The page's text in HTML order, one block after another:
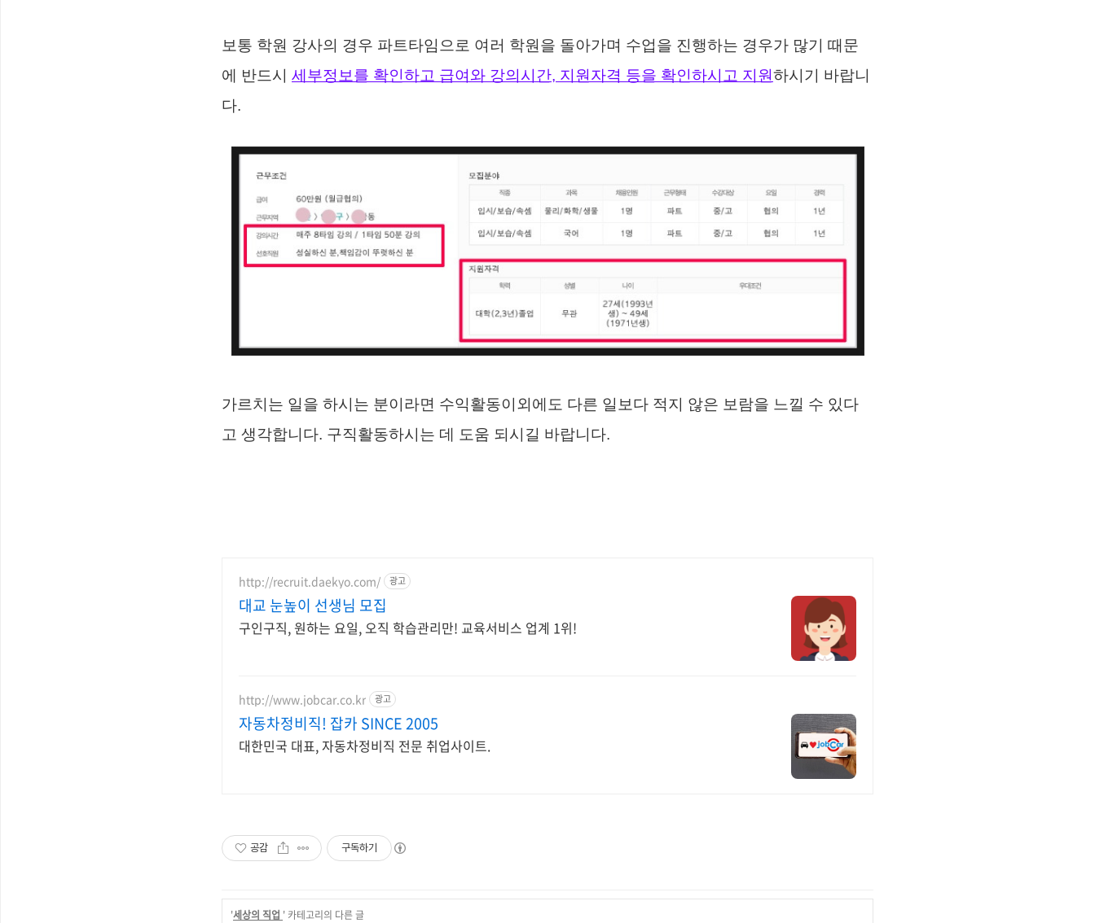
보통 학원 강사의 경우 파트타임으로 여러 학원을 돌아가며 수업을 진행하는 경우가 많기 때문
에 반드시 세부정보를 확인하고 급여와 강의시간, 지원자격 등을 확인하시고 지원하시기 바랍니
다.
가르치는 일을 하시는 분이라면 수익활동이외에도 다른 일보다 적지 않은 보람을 느낄 수 있다
고 생각합니다. 구직활동하시는 데 도움 되시길 바랍니다.
http://recruit.daekyo.com/ 광고
대교 눈높이 선생님 모집
구인구직, 원하는 요일, 오직 학습관리만! 교육서비스 업계 1위!
http://www.jobcar.co.kr 광고
자동차정비직! 잡카 SINCE 2005
대한민국 대표, 자동차정비직 전문 취업사이트.
공감 구독하기
'세상의 직업 ' 카테고리의 다른 글